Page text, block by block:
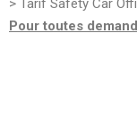
> Tarif Safety Car
Pour toutes